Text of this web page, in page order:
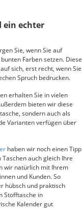
ein echter
Sie, wenn Sie auf
Farben setzen. Diese
sich, erst recht, wenn Sie
Spruch bedrucken.
erhalten Sie in vielen
bieten wir diese
sondern auch als
Varianten verfügen über
haben wir noch einen Tipp
auch gleich Ihre
wir natürlich mit Ihrem
und Kunden. So
hübsch und praktisch
Stofftasche in
Kalender gut